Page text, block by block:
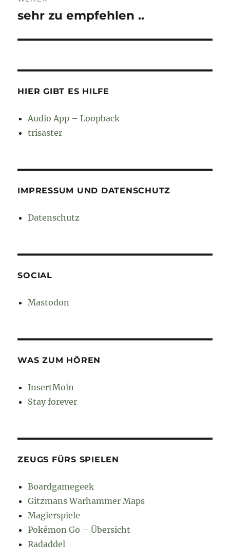
Nächster
sehr zu empfehlen ..
HIER GIBT ES HILFE
Audio App – Loopback
trisaster
IMPRESSUM UND DATENSCHUTZ
Datenschutz
SOCIAL
Mastodon
WAS ZUM HÖREN
InsertMoin
Stay forever
ZEUGS FÜRS SPIELEN
Boardgamegeek
Gitzmans Warhammer Maps
Magierspiele
Pokémon Go – Übersicht
Radaddel